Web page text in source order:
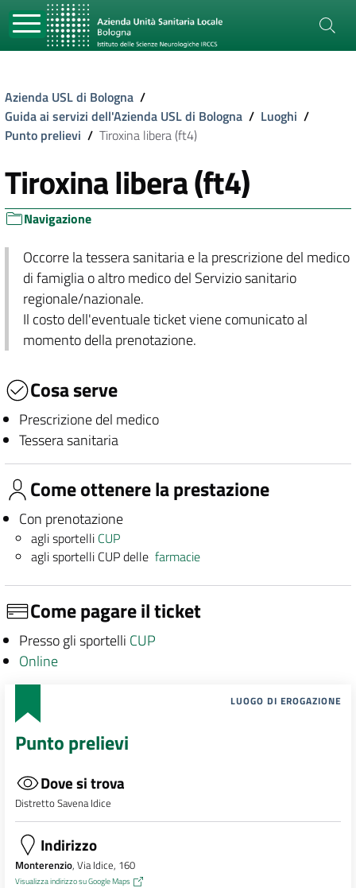
Azienda USL di Bologna /
Guida ai servizi dell'Azienda USL di Bologna / Luoghi /
Punto prelievi / Tiroxina libera (ft4)
Tiroxina libera (ft4)
Navigazione
Occorre la tessera sanitaria e la prescrizione del medico
di famiglia o altro medico del Servizio sanitario
regionale/nazionale.
Il costo dell'eventuale ticket viene comunicato al
momento della prenotazione.
Cosa serve
Prescrizione del medico
Tessera sanitaria
Come ottenere la prestazione
Con prenotazione
agli sportelli CUP
agli sportelli CUP dellefarmacie
Come pagare il ticket
Presso gli sportelli CUP
Online
LUOGO DI EROGAZIONE
Punto prelievi
Dove si trova
Distretto Savena Idice
Indirizzo
Monterenzio, Via Idice, 160
Visualizza indirizzo su Google Maps